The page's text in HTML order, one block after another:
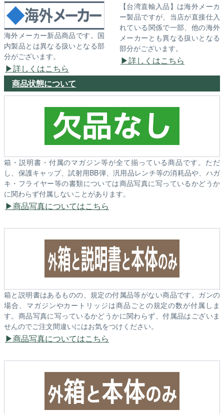
海外メーカー新品商品です。国
内製品とは異なる扱いとなる部
分がございます。
詳しくはこちら
【台湾直輸入品】は海外メーカ
ー製品ですが、当店が直接仕入
れている関係で一部、他の海外
メーカーとも異なる扱いとなる
部分がございます。
詳しくはこちら
商品状態について
箱・説明書・付属のマガジン等が全て揃っている商品です。ただ
し、保護キャップ、試射用BB弾、汎用品レンチ等の消耗品や、ハガ
キ・フライヤー等の書類については商品写真に写っているかどうか
に関わらず付属しないことがあります。
商品写真についてはこちら
箱と説明書はあるものの、規定の付属品等がない商品です。ガンの
場合、マガジンやカートリッジは商品ごとの規定の数が付属しま
す。商品写真に写っているかどうかに関わらず、付属品はございま
せんのでご注文間違いにはお気をつけください。
商品写真についてはこちら